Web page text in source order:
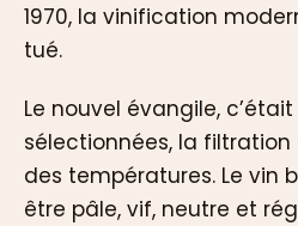
1970, la vinification
tué.
Le nouvel évangile, c’était
sélectionnées, la
des températures. Le vin
être pâle, vif, neutre et